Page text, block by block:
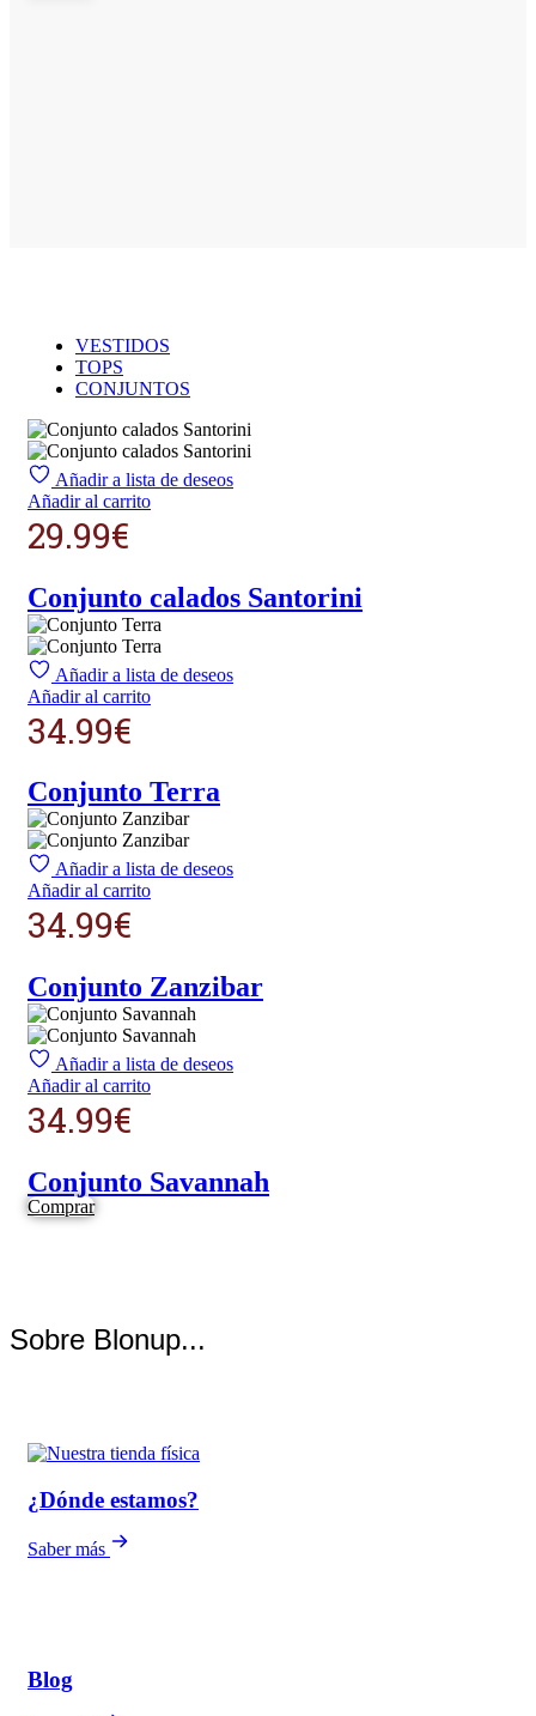
VESTIDOS
TOPS
CONJUNTOS
Añadir a lista de deseos
Añadir al carrito
29.99€
Conjunto calados Santorini
Añadir a lista de deseos
Añadir al carrito
34.99€
Conjunto Terra
Añadir a lista de deseos
Añadir al carrito
34.99€
Conjunto Zanzibar
Añadir a lista de deseos
Añadir al carrito
34.99€
Conjunto Savannah
Comprar
Sobre Blonup...
¿Dónde estamos?
Saber más
Blog